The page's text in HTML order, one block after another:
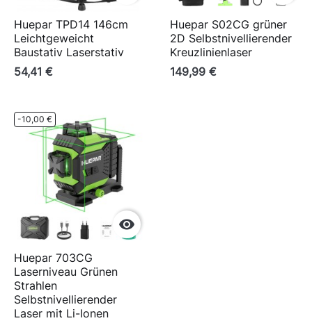
Huepar TPD14 146cm
Leichtgeweicht
Baustativ Laserstativ
54,41 €
Huepar S02CG grüner
2D Selbstnivellierender
Kreuzlinienlaser
149,99 €
-10,00 €

Huepar 703CG
Laserniveau Grünen
Strahlen
Selbstnivellierender
Laser mit Li-Ionen